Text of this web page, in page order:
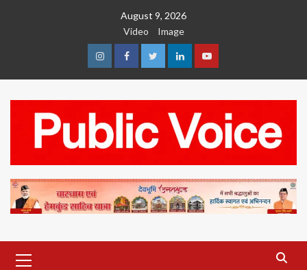
August 9, 2026
Video
Image
InstagramFacebookTwitterLinkedinYoutube
Menu